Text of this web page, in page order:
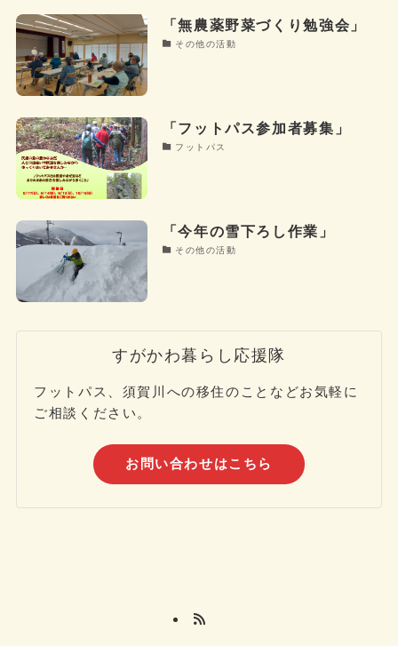
「無農薬野菜づくり勉強会」
その他の活動
「フットパス参加者募集」
フットパス
「今年の雪下ろし作業」
その他の活動
すがかわ暮らし応援隊
フットパス、須賀川への移住のことなどお気軽に
ご相談ください。
お問い合わせはこちら